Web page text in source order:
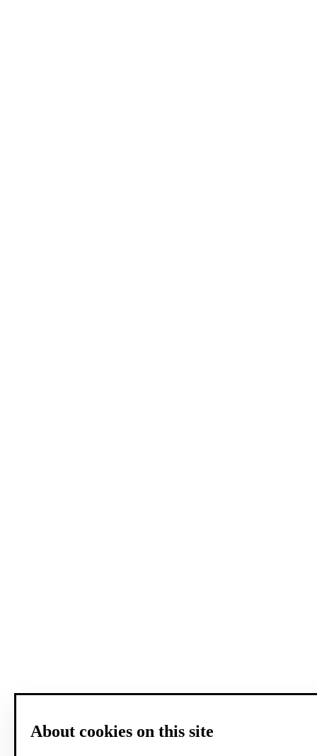
About cookies on this site